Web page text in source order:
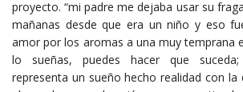
proyecto. “mi padre me dejaba usar su
mañanas desde que era un niño y eso
amor por los aromas a una muy temprana
lo sueñas, puedes hacer que
representa un sueño hecho realidad con